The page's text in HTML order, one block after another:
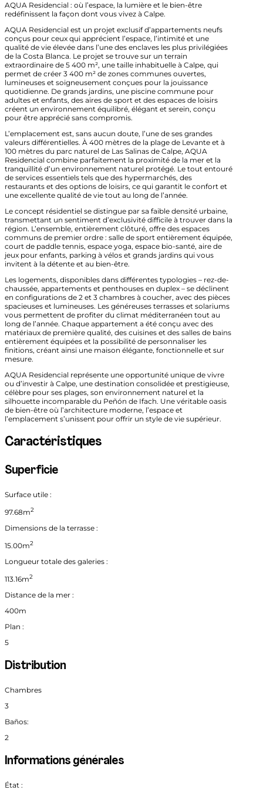
AQUA Residencial : où l’espace, la lumière et le bien-être
redéfinissent la façon dont vous vivez à Calpe.
AQUA Residencial est un projet exclusif d’appartements neufs
conçus pour ceux qui apprécient l’espace, l’intimité et une
qualité de vie élevée dans l’une des enclaves les plus privilégiées
de la Costa Blanca. Le projet se trouve sur un terrain
extraordinaire de 5 400 m², une taille inhabituelle à Calpe, qui
permet de créer 3 400 m² de zones communes ouvertes,
lumineuses et soigneusement conçues pour la jouissance
quotidienne. De grands jardins, une piscine commune pour
adultes et enfants, des aires de sport et des espaces de loisirs
créent un environnement équilibré, élégant et serein, conçu
pour être apprécié sans compromis.
L’emplacement est, sans aucun doute, l’une de ses grandes
valeurs différentielles. À 400 mètres de la plage de Levante et à
100 mètres du parc naturel de Las Salinas de Calpe, AQUA
Residencial combine parfaitement la proximité de la mer et la
tranquillité d’un environnement naturel protégé. Le tout entouré
de services essentiels tels que des hypermarchés, des
restaurants et des options de loisirs, ce qui garantit le confort et
une excellente qualité de vie tout au long de l’année.
Le concept résidentiel se distingue par sa faible densité urbaine,
transmettant un sentiment d’exclusivité difficile à trouver dans la
région. L’ensemble, entièrement clôturé, offre des espaces
communs de premier ordre : salle de sport entièrement équipée,
court de paddle tennis, espace yoga, espace bio-santé, aire de
jeux pour enfants, parking à vélos et grands jardins qui vous
invitent à la détente et au bien-être.
Les logements, disponibles dans différentes typologies – rez-de-
chaussée, appartements et penthouses en duplex – se déclinent
en configurations de 2 et 3 chambres à coucher, avec des pièces
spacieuses et lumineuses. Les généreuses terrasses et solariums
vous permettent de profiter du climat méditerranéen tout au
long de l’année. Chaque appartement a été conçu avec des
matériaux de première qualité, des cuisines et des salles de bains
entièrement équipées et la possibilité de personnaliser les
finitions, créant ainsi une maison élégante, fonctionnelle et sur
mesure.
AQUA Residencial représente une opportunité unique de vivre
ou d’investir à Calpe, une destination consolidée et prestigieuse,
célèbre pour ses plages, son environnement naturel et la
silhouette incomparable du Peñón de Ifach. Une véritable oasis
de bien-être où l’architecture moderne, l’espace et
l’emplacement s’unissent pour offrir un style de vie supérieur.
Caractéristiques
Superficie
Surface utile :
97.68m2
Dimensions de la terrasse :
15.00m2
Longueur totale des galeries :
113.16m2
Distance de la mer :
400m
Plan :
5
Distribution
Chambres
3
Baños:
2
Informations générales
État :